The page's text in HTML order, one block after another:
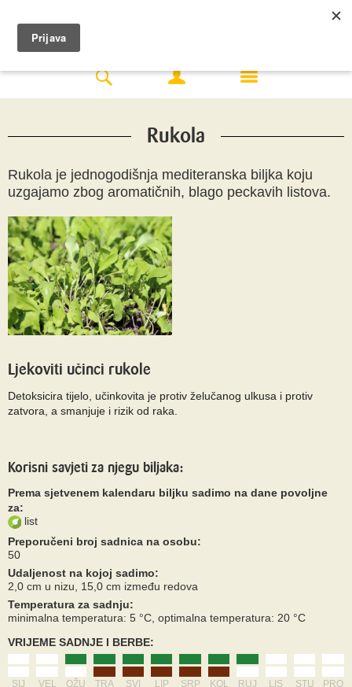
Rukola
Rukola je jednogodišnja mediteranska biljka koju
uzgajamo zbog aromatičnih, blago peckavih listova.
Ljekoviti učinci rukole
Detoksicira tijelo, učinkovita je protiv želučanog ulkusa i protiv
zatvora, a smanjuje i rizik od raka.
Korisni savjeti za njegu biljaka:
Prema sjetvenem kalendaru biljku sadimo na dane povoljne
za:
list
Preporučeni broj sadnica na osobu:
50
Udaljenost na kojoj sadimo:
2,0 cm u nizu, 15,0 cm između redova
Temperatura za sadnju:
minimalna temperatura: 5 °C, optimalna temperatura: 20 °C
VRIJEME SADNJE I BERBE:
SIJ VEL OŽU TRA SVI LIP SRP KOL RUJ LIS STU PRO